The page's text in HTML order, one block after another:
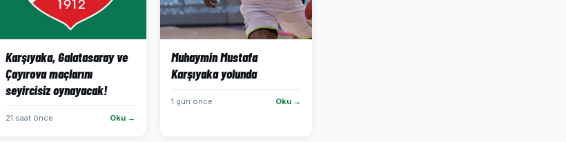
Karşıyaka, Galatasaray ve
Çayırova maçlarını
seyircisiz oynayacak!
21 saat önce Oku →
Muhaymin Mustafa
Karşıyaka yolunda
1 gün önce Oku →